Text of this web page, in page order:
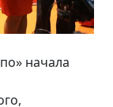
начала